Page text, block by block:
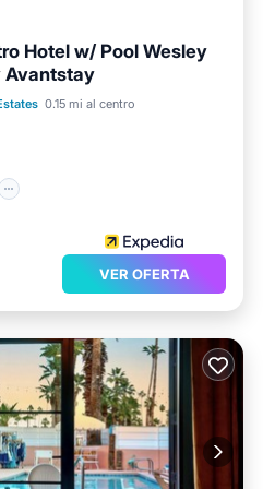
Hotel w/ Pool Wesley
Avantstay
0.15 mi al centro
Piscina
VER OFERTA